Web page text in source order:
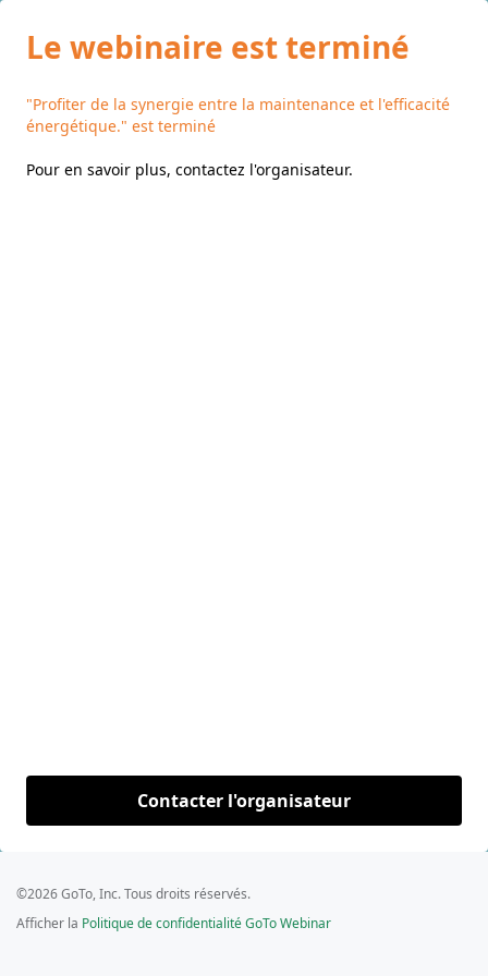
Le webinaire est terminé
"Profiter de la synergie entre la maintenance et l'efficacité
énergétique." est terminé
Pour en savoir plus, contactez l'organisateur.
Contacter l'organisateur
©2026 GoTo, Inc. Tous droits réservés.
Afficher la Politique de confidentialité GoTo Webinar